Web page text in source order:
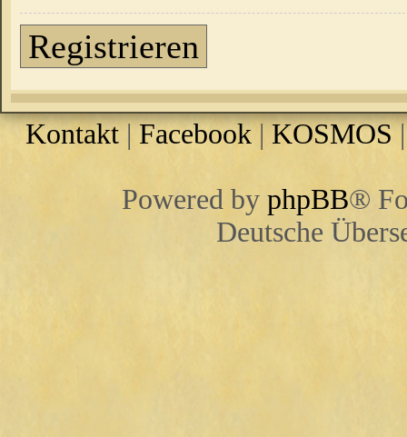
Registrieren
Kontakt | Facebook |KOSMOS
Powered by phpBB®
Deutsche